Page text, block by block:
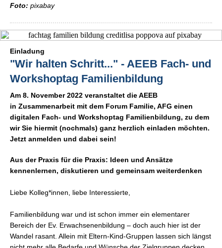
Foto: pixabay
Einladung
"Wir halten Schritt..." - AEEB Fach- und
Workshoptag Familienbildung
Am 8. November 2022 veranstaltet die AEEB
in Zusammenarbeit mit dem Forum Familie, AFG einen
digitalen Fach- und Workshoptag Familienbildung, zu dem
wir Sie hiermit (nochmals) ganz herzlich einladen möchten.
Jetzt anmelden und dabei sein!
Aus der Praxis für die Praxis: Ideen und Ansätze
kennenlernen, diskutieren und gemeinsam weiterdenken
Liebe Kolleg*innen, liebe Interessierte,
Familienbildung war und ist schon immer ein elementarer
Bereich der Ev. Erwachsenenbildung – doch auch hier ist der
Wandel rasant. Allein mit Eltern-Kind-Gruppen lassen sich längst